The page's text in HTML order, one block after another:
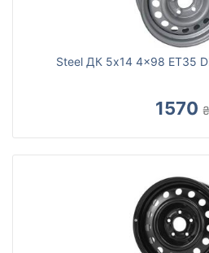
Steel ДК 5x14 4x98 ET35
1570 ₴